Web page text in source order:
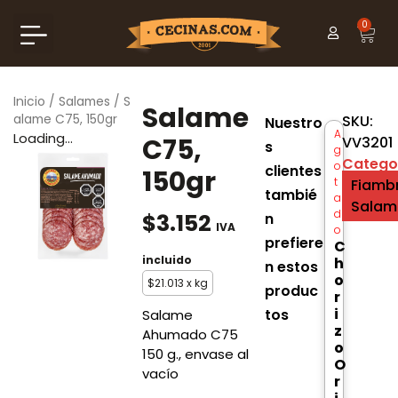
0
Inicio / Salames / S
alame C75, 150gr
Loading...
Salame
C75,
150gr
$3.152 IVA
incluido
$21.013 x kg
Salame
Ahumado C75
150 g., envase al
vacío
Nuestro
s
clientes
tambié
n
prefiere
n estos
produc
tos
A
g
o
t
a
d
o
C
h
o
r
i
z
o
O
r
SKU:
VV3201